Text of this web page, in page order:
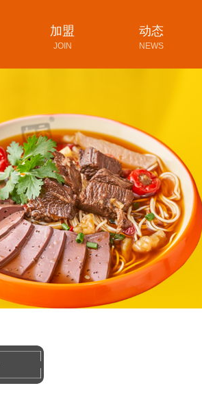
加盟
JOIN
动态
NEWS